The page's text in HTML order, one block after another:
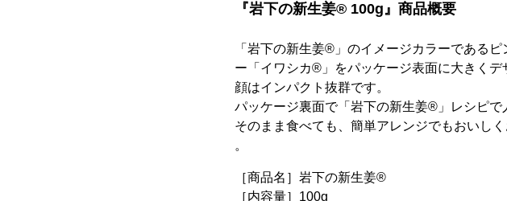
『岩下の新生姜® 100g』商品概要
「岩下の新生姜®」のイメージカラーである
ー「イワシカ®」をパッケージ表面に大きく
顔はインパクト抜群です。
パッケージ裏面で「岩下の新生姜®」レシピで
そのまま食べても、簡単アレンジでもおいし
。
［商品名］岩下の新生姜®
［内容量］100g